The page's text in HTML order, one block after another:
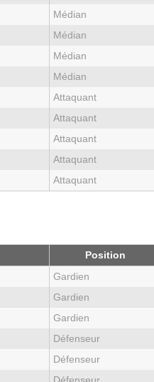
Médian
Médian
Médian
Médian
Attaquant
Attaquant
Attaquant
Attaquant
Attaquant
Position
Gardien
Gardien
Gardien
Défenseur
Défenseur